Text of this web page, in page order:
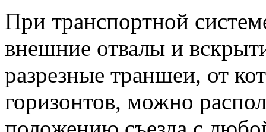
При транспортной
внешние отвалы и
разрезные траншеи, от
горизонтов, можно